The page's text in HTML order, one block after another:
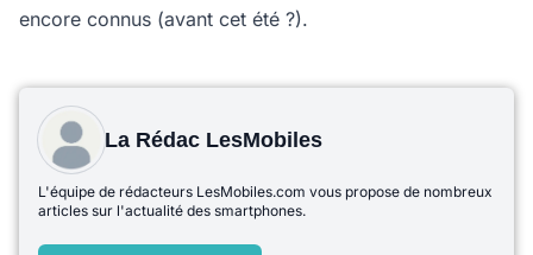
encore connus (avant cet été ?).
La Rédac LesMobiles
L'équipe de rédacteurs LesMobiles.com vous propose de nombreux
articles sur l'actualité des smartphones.